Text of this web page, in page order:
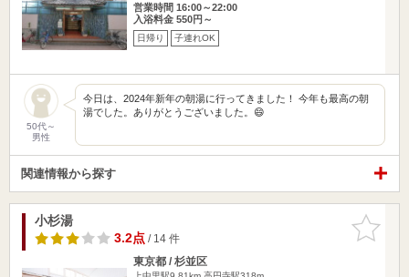
営業時間 16:00～22:00
入浴料金 550円～
日帰り 子連れOK
50代～
男性
今日は、2024年新年の朝湯に行ってきました！ 今年も最高の朝
湯でした。ありがとうございました。😄
関連情報から探す
お気に入
りに追加
小杉湯
3.2点/ 14 件
東京都 / 杉並区